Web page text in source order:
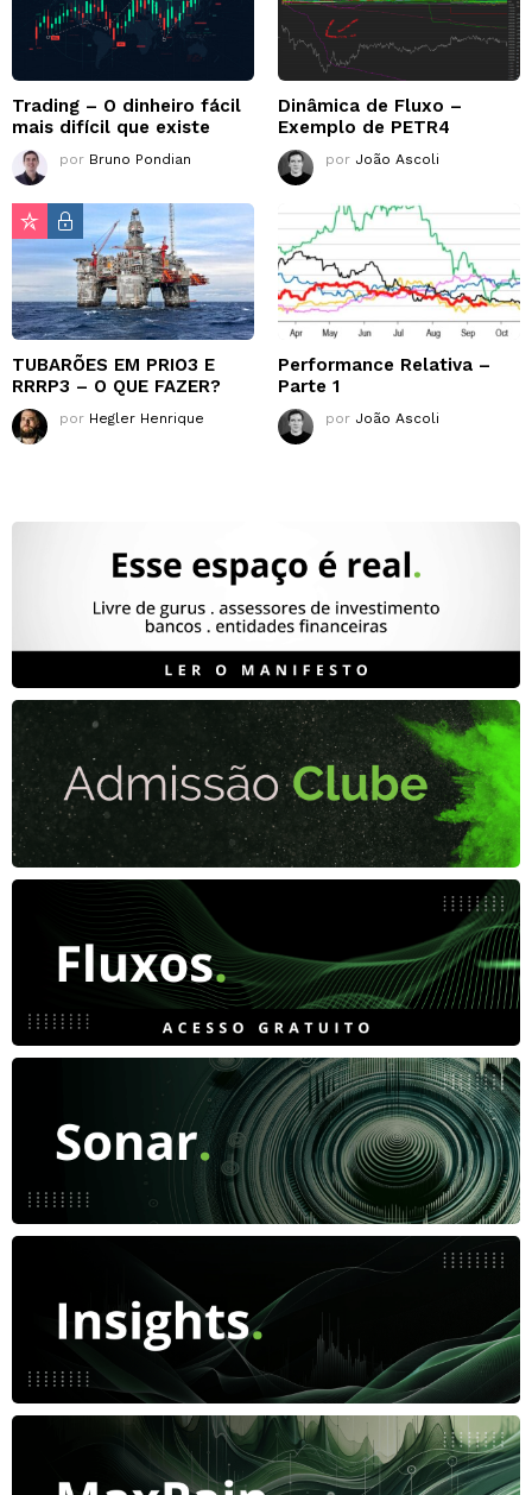
Trading – O dinheiro fácil
mais difícil que existe
por Bruno Pondian
Dinâmica de Fluxo –
Exemplo de PETR4
por João Ascoli
TUBARÕES EM PRIO3 E
RRRP3 – O QUE FAZER?
por Hegler Henrique
Performance Relativa –
Parte 1
por João Ascoli